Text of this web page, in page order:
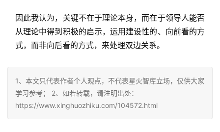
因此我认为，关键不在于理论本身，而在于领导人能否
从理论中得到积极的启示，运用建设性的、向前看的方
式，而非向后看的方式，来处理双边关系。
1、本文只代表作者个人观点，不代表星火智库立场，仅供大家
学习参考； 2、如若转载，请注明出处：
https://www.xinghuozhiku.com/104572.html